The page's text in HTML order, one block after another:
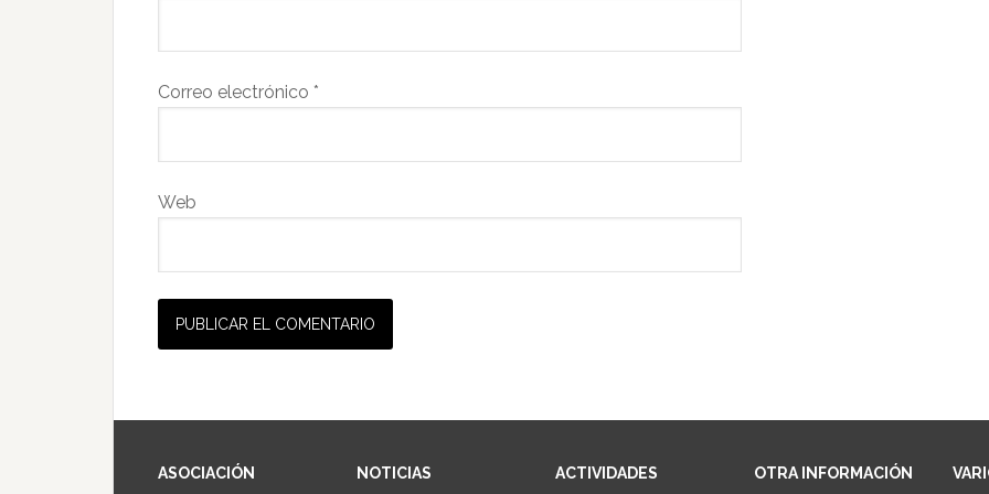
Correo electrónico *
Web
ASOCIACIÓN NOTICIAS ACTIVIDADES OTRA INFORMACIÓN